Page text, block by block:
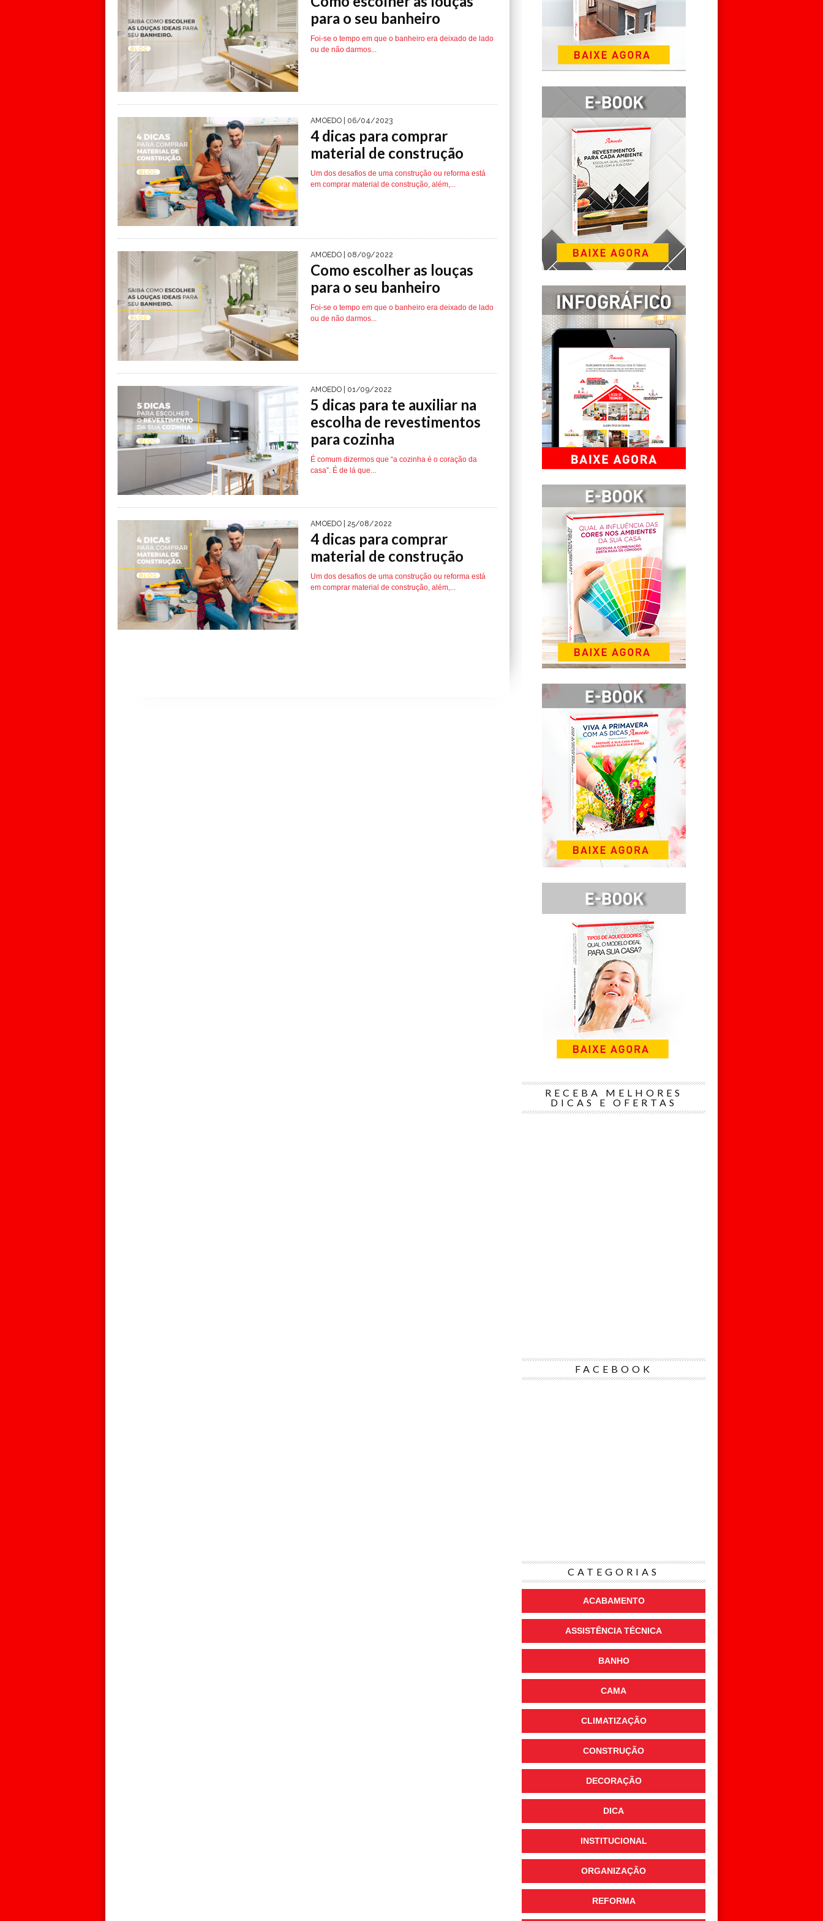
para o seu banheiro
Foi-se o tempo em que o banheiro era deixado de lado
ou de não darmos...
AMOEDO | 06/04/2023
4 dicas para comprar
material de construção
Um dos desafios de uma construção ou reforma está
em comprar material de construção, além,...
AMOEDO | 08/09/2022
Como escolher as louças
para o seu banheiro
Foi-se o tempo em que o banheiro era deixado de lado
ou de não darmos...
AMOEDO | 01/09/2022
5 dicas para te auxiliar na
escolha de revestimentos
para cozinha
É comum dizermos que “a cozinha é o coração da
casa”. É de lá que...
AMOEDO | 25/08/2022
4 dicas para comprar
material de construção
Um dos desafios de uma construção ou reforma está
em comprar material de construção, além,...
RECEBA MELHORES
DICAS E OFERTAS
FACEBOOK
CATEGORIAS
ACABAMENTO
ASSISTÊNCIA TÉCNICA
BANHO
CAMA
CLIMATIZAÇÃO
CONSTRUÇÃO
DECORAÇÃO
DICA
INSTITUCIONAL
ORGANIZAÇÃO
REFORMA